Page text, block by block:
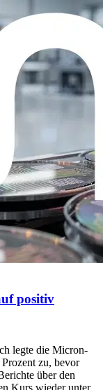
positiv
legte die Micron-
zu, bevor
über den
Kurs wieder unter